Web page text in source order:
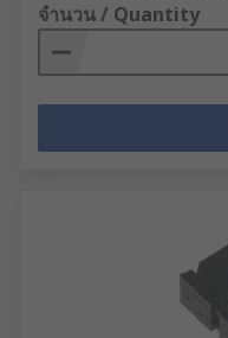
จำนวน / Quantity